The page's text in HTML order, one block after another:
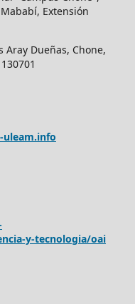
Extensión
Aray Dueñas, Chone,
y-tecnologia/oai